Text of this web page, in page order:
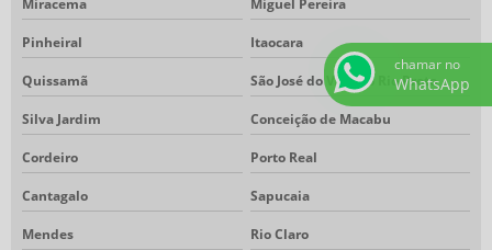
Miracema Miguel Pereira
Pinheiral Itaocara
Quissamã São José do Vale do Rio Preto
Silva Jardim Conceição de Macabu
Cordeiro Porto Real
Cantagalo Sapucaia
Mendes Rio Claro
chamar no
WhatsApp